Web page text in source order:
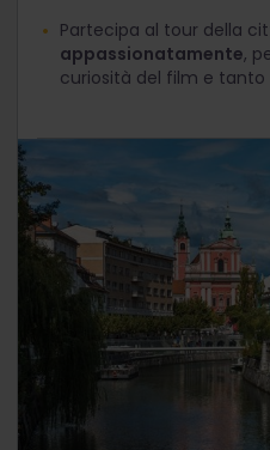
Partecipa al tour della
appassionatamente,
curiosità del film e tanto